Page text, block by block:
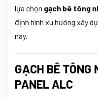
lựa chọn gạch bê tông
định hình xu hướng xây
nay.
GẠCH BÊ TÔNG
PANEL ALC